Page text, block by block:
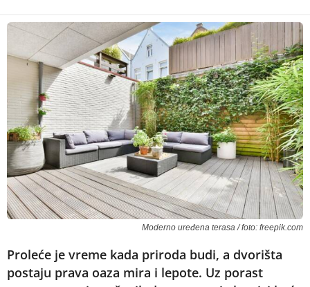
Moderno uređena terasa / foto: freepik.com
Proleće je vreme kada priroda budi, a dvorišta
postaju prava oaza mira i lepote. Uz porast